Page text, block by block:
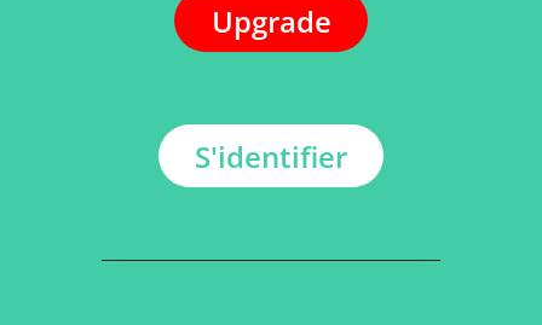
Upgrade
S'identifier